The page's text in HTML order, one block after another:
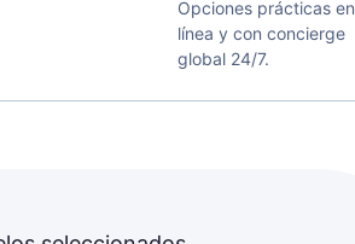
Opciones prácticas en
línea y con concierge
global 24/7.